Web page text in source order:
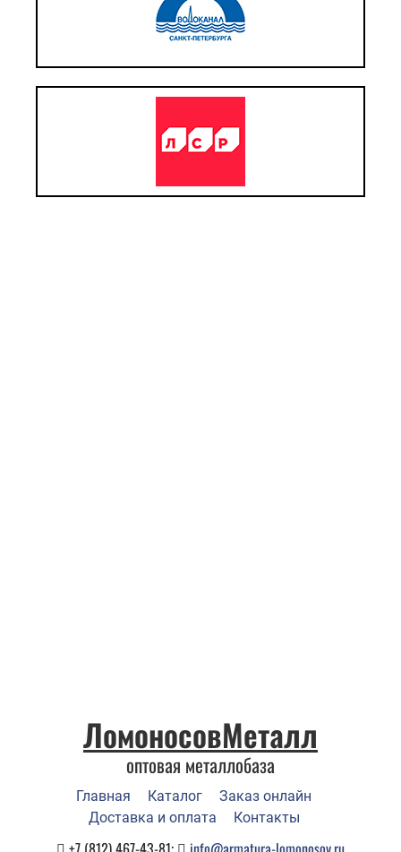
ЛомоносовМеталл
оптовая металлобаза
Главная Каталог
Заказ онлайн
Доставка и оплата
Контакты